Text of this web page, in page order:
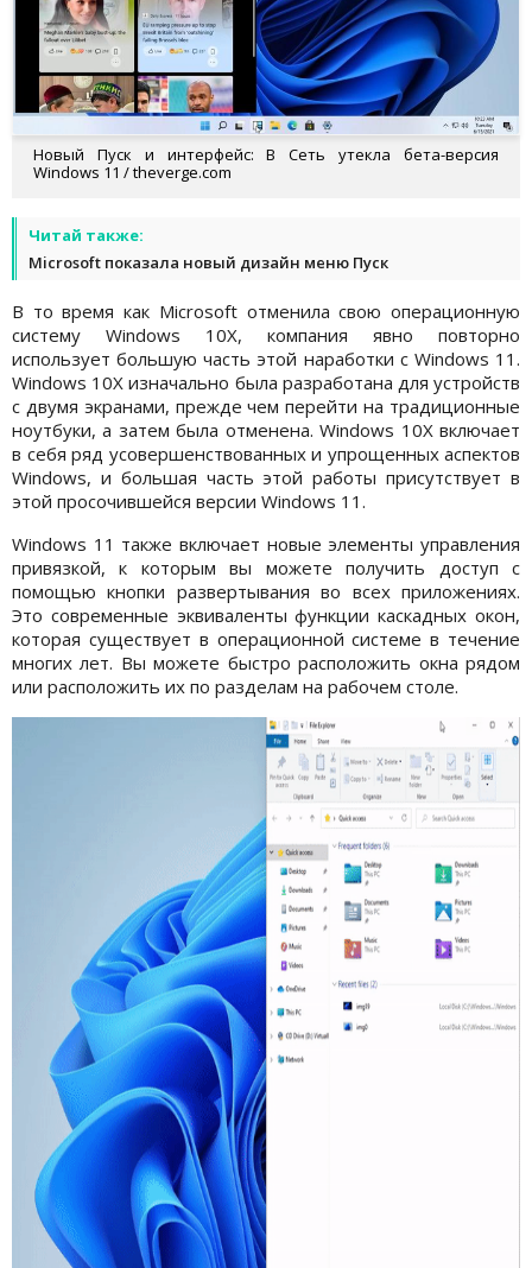
Новый Пуск и интерфейс: В Сеть утекла бета-версия
Windows 11 / theverge.com
Читай также:
Microsoft показала новый дизайн меню Пуск
В то время как Microsoft отменила свою операционную
систему Windows 10X, компания явно повторно
использует большую часть этой наработки с Windows 11.
Windows 10X изначально была разработана для устройств
с двумя экранами, прежде чем перейти на традиционные
ноутбуки, а затем была отменена. Windows 10X включает
в себя ряд усовершенствованных и упрощенных аспектов
Windows, и большая часть этой работы присутствует в
этой просочившейся версии Windows 11.
Windows 11 также включает новые элементы управления
привязкой, к которым вы можете получить доступ с
помощью кнопки развертывания во всех приложениях.
Это современные эквиваленты функции каскадных окон,
которая существует в операционной системе в течение
многих лет. Вы можете быстро расположить окна рядом
или расположить их по разделам на рабочем столе.